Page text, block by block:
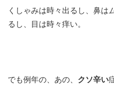
くしゃみは時々出るし、鼻は
るし、目は時々痒い。
でも例年の、あの、 クソ辛い